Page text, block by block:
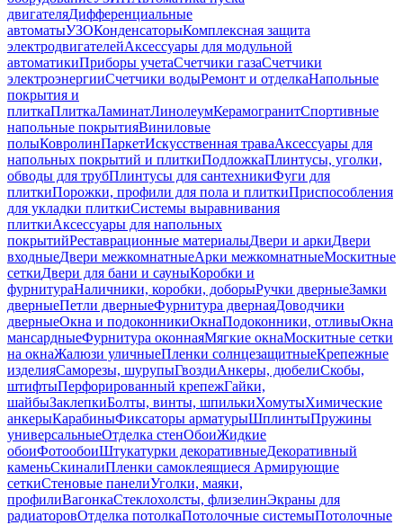
двигателяДифференциальные
автоматыУЗОКонденсаторыКомплексная защита
электродвигателейАксессуары для модульной
автоматикиПриборы учетаСчетчики газаСчетчики
электроэнергииСчетчики водыРемонт и отделкаНапольные
покрытия и
плиткаПлиткаЛаминатЛинолеумКерамогранитСпортивные
напольные покрытияВиниловые
полыКовролинПаркетИскусственная траваАксессуары для
напольных покрытий и плиткиПодложкаПлинтусы, уголки,
обводы для трубПлинтусы для сантехникиФуги для
плиткиПорожки, профили для пола и плиткиПриспособления
для укладки плиткиСистемы выравнивания
плиткиАксессуары для напольных
покрытийРеставрационные материалыДвери и аркиДвери
входныеДвери межкомнатныеАрки межкомнатныеМоскитные
сеткиДвери для бани и сауныКоробки и
фурнитураНаличники, коробки, доборыРучки дверныеЗамки
дверныеПетли дверныеФурнитура двернаяДоводчики
дверныеОкна и подоконникиОкнаПодоконники, отливыОкна
мансардныеФурнитура оконнаяМягкие окнаМоскитные сетки
на окнаЖалюзи уличныеПленки солнцезащитныеКрепежные
изделияСаморезы, шурупыГвоздиАнкеры, дюбелиСкобы,
штифтыПерфорированный крепежГайки,
шайбыЗаклепкиБолты, винты, шпилькиХомутыХимические
анкерыКарабиныФиксаторы арматурыШплинтыПружины
универсальныеОтделка стенОбоиЖидкие
обоиФотообоиШтукатурки декоративныеДекоративный
каменьСкиналиПленки самоклеящиеся Армирующие
сеткиСтеновые панелиУголки, маяки,
профилиВагонкаСтеклохолсты, флизелинЭкраны для
радиаторовОтделка потолкаПотолочные системыПотолочные